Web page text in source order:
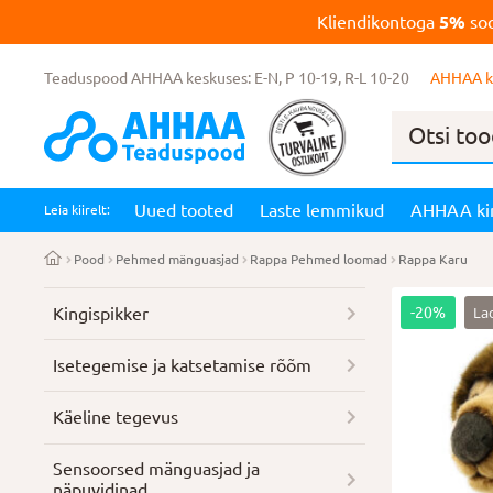
Kliendikontoga5%
Teaduspood AHHAA keskuses: E-N, P 10-19, R-L 10-20 AHHAA
Products
Leia kiirelt: Uued tooted Laste lemmikud AHHAA
Pood Pehmed mänguasjad Rappa Pehmed loomad Rappa Karu
-20%
Kingispikker
Isetegemise ja katsetamise rõõm
Käeline tegevus
Sensoorsed mänguasjad ja